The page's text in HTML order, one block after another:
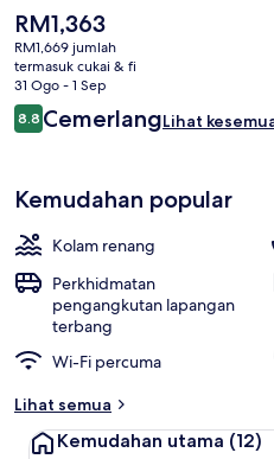
Harga
semasa
ialah
RM1,363
RM1,363
RM1,669 jumlah
termasuk cukai & fi
31 Ogo - 1 Sep
Ulasan
8.88.8 daripada 10
CemerlangLihat
Kemudahan popular
Kolam renang
Perkhidmatan
pengangkutan lapangan
terbang
Wi-Fi percuma
Lihat semua
Kemudahan utama (12)